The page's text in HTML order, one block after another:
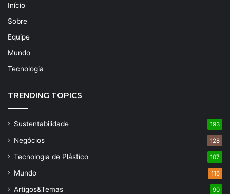
Início
Sobre
Equipe
Mundo
Tecnologia
TRENDING TOPICS
Sustentabilidade 193
Negócios 128
Tecnologia de Plástico 107
Mundo 116
Artigos&Temas 90